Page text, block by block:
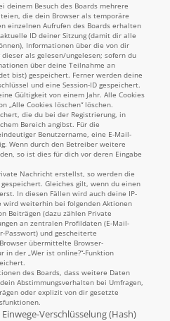
deinem Besuch des Boards mehrere
die dein Browser als temporäre
einzelnen Aufrufen des Boards erhalten
ID deiner Sitzung (damit dir alle
Informationen über die von dir
als gelesen/ungelesen; sofern du
über deine Teilnahme an
bist) gespeichert. Ferner werden deine
und eine Session-ID gespeichert.
Gültigkeit von einem Jahr. Alle Cookies
„Alle Cookies löschen“ löschen.
die du bei der Registrierung, in
Bereich angibst. Für die
Benutzername, eine E-Mail-
Wenn durch den Betreiber weitere
so ist dies für dich vor deren Eingabe
Nachricht erstellst, so werden die
Gleiches gilt, wenn du einen
In diesen Fällen wird auch deine IP-
wird weiterhin bei folgenden Aktionen
Beiträgen (dazu zählen Private
an zentralen Profildaten (E-Mail-
Passwort) und gescheiterte
übermittelte Browser-
in der „Wer ist online?“-Funktion
des Boards, dass weitere Daten
Abstimmungsverhalten bei Umfragen,
oder explizit von dir gesetzte
Verschlüsselung (Hash)